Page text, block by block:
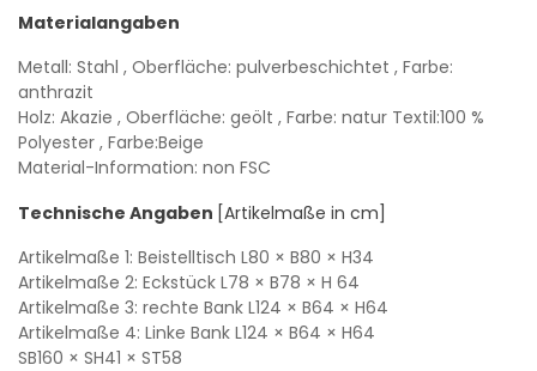
Materialangaben
Metall: Stahl , Oberfläche: pulverbeschichtet , Farbe:
anthrazit
Holz: Akazie , Oberfläche: geölt , Farbe: natur Textil:100 %
Polyester , Farbe:Beige
Material-Information: non FSC
Technische Angaben [Artikelmaße in cm]
Artikelmaße 1: Beistelltisch L80 × B80 × H34
Artikelmaße 2: Eckstück L78 × B78 × H 64
Artikelmaße 3: rechte Bank L124 × B64 × H64
Artikelmaße 4: Linke Bank L124 × B64 × H64
SB160 × SH41 × ST58